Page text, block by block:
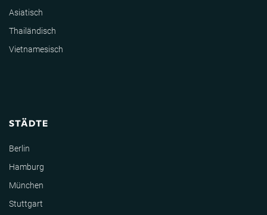
Asiatisch
Thailändisch
Vietnamesisch
STÄDTE
Berlin
Hamburg
München
Stuttgart